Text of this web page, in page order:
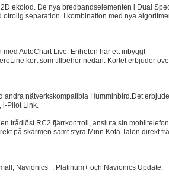
ekolod. De nya bredbandselementen i Dual
separation. I kombination med nya
AutoChart Live. Enheten har ett inbyggt
kort som tillbehör nedan. Kortet erbjuder
nätverkskompatibla Humminbird.Det
i-Pilot Link.
trådlöst RC2 fjärrkontroll, ansluta sin
på skärmen samt styra Minn Kota Talon direkt
Navionics+, Platinum+ och Navionics Update.